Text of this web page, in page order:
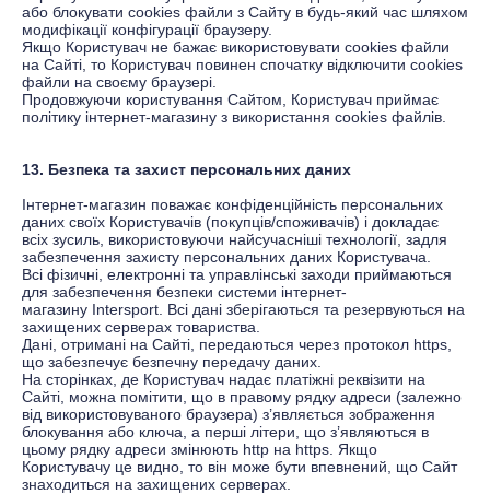
або блокувати cookies файли з Сайту в будь-який час шляхом
модифікації конфігурації браузеру.
Якщо Користувач не бажає використовувати cookies файли
на Сайті, то Користувач повинен спочатку відключити cookies
файли на своєму браузері.
Продовжуючи користування Сайтом, Користувач приймає
політику інтернет-магазину з використання cookies файлів.
13. Безпека та захист персональних даних
Інтернет-магазин поважає конфіденційність персональних
даних своїх Користувачів (покупців/споживачів) і докладає
всіх зусиль, використовуючи найсучасніші технології, задля
забезпечення захисту персональних даних Користувача.
Всі фізичні, електронні та управлінські заходи приймаються
для забезпечення безпеки системи інтернет-
магазину Intersport . Всі дані зберігаються та резервуються на
захищених серверах товариства.
Дані, отримані на Сайті, передаються через протокол https,
що забезпечує безпечну передачу даних.
На сторінках, де Користувач надає платіжні реквізити на
Сайті, можна помітити, що в правому рядку адреси (залежно
від використовуваного браузера) з’являється зображення
блокування або ключа, а перші літери, що з’являються в
цьому рядку адреси змінюють http на https. Якщо
Користувачу це видно, то він може бути впевнений, що Сайт
знаходиться на захищених серверах.